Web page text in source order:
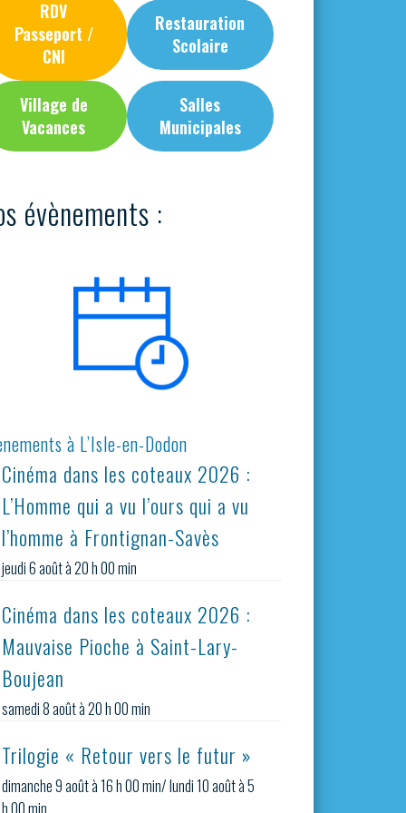
RDV
Passeport /
CNI
Restauration
Scolaire
Village de
Vacances
Salles
Municipales
évènements :
à L’Isle-en-Dodon
Cinéma dans les coteaux 2026 :
L’Homme qui a vu l’ours qui a vu
l’homme à Frontignan-Savès
jeudi 6 août à 20 h 00 min
Cinéma dans les coteaux 2026 :
Mauvaise Pioche à Saint-Lary-
Boujean
samedi 8 août à 20 h 00 min
Trilogie « Retour vers le futur »
dimanche 9 août à 16 h 00 min/lundi 10 août à 5
h 00 min